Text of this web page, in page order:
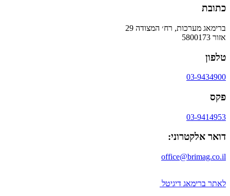
כתובת
ברימאג מערכות, רח׳ המצודה 29
אזור 5800173
טלפון
03-9434900
פקס
03-9414953
דואר אלקטרוני:
office@brimag.co.il
לאתר ברימאג דיגיטל